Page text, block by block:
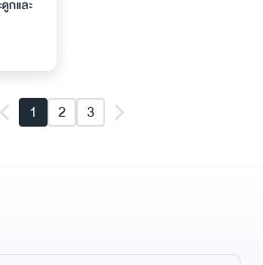
กและ
1 2 3